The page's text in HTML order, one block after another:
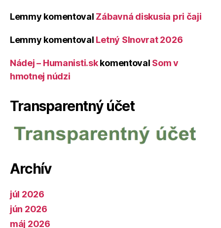
Lemmy komentoval Zábavná diskusia pri čaji
Lemmy komentoval Letný Slnovrat 2026
Nádej – Humanisti.skkomentoval Som v
hmotnej núdzi
Transparentný účet
Archív
júl 2026
jún 2026
máj 2026